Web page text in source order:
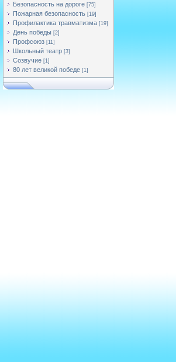
Безопасность на дороге [75]
Пожарная безопасность [19]
Профилактика травматизма [19]
День победы [2]
Профсоюз [11]
Школьный театр [3]
Созвучие [1]
80 лет великой победе [1]